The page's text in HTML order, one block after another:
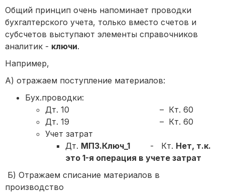
Общий принцип очень напоминает проводки
бухгалтерского учета, только вместо счетов и
субсчетов выступают элементы справочников
аналитик - ключи.
Например,
А) отражаем поступление материалов:
Бух.проводки:
Дт. 10 – Кт. 60
Дт. 19 – Кт. 60
Учет затрат
Дт. МПЗ.Ключ_1 - Кт. Нет, т.к.
это 1-я операция в учете затрат
Б) Отражаем списание материалов в
производство